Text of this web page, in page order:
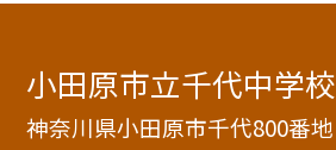
小田原市立千代中学校
神奈川県小田原市千代800番地